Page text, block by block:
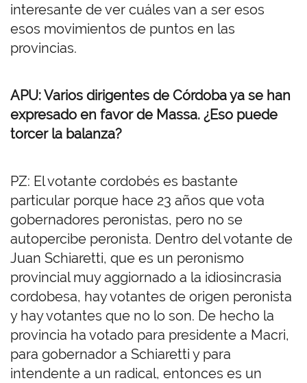
interesante de ver cuáles van a ser esos
esos movimientos de puntos en las
provincias.
APU: Varios dirigentes de Córdoba ya se han
expresado en favor de Massa. ¿Eso puede
torcer la balanza?
PZ: El votante cordobés es bastante
particular porque hace 23 años que vota
gobernadores peronistas, pero no se
autopercibe peronista. Dentro del votante de
Juan Schiaretti, que es un peronismo
provincial muy aggiornado a la idiosincrasia
cordobesa, hay votantes de origen peronista
y hay votantes que no lo son. De hecho la
provincia ha votado para presidente a Macri,
para gobernador a Schiaretti y para
intendente a un radical, entonces es un